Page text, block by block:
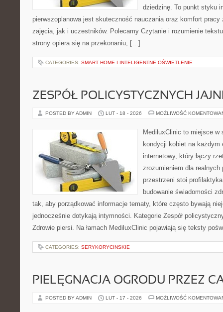
dziedzinę. To punkt styku
pierwszoplanowa jest skuteczność nauczania oraz komfort pracy
zajęcia, jak i uczestników. Polecamy Czytanie i rozumienie
strony opiera się na przekonaniu, […]
CATEGORIES: SMART HOME I INTELIGENTNE OŚWIETLENIE
ZESPÓŁ POLICYSTYCZNYCH
POSTED BY ADMIN LUT - 18 - 2026 MOŻLIWOŚĆ
MediluxClinic to miejsce
kondycji kobiet na każdym
internetowy, który łączy
zrozumieniem dla
przestrzeni stoi
budowanie świadomości
tak, aby porządkować informacje tematy, które często bywają
jednocześnie dotykają intymności. Kategorie Zespół
Zdrowie piersi. Na łamach MediluxClinic pojawiają się teksty
CATEGORIES: SERYKORYCINSKIE
PIELĘGNACJA OGRODU PRZEZ
POSTED BY ADMIN LUT - 17 - 2026 MOŻLIWOŚĆ